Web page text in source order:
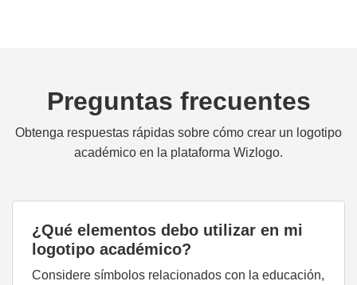
Preguntas frecuentes
Obtenga respuestas rápidas sobre cómo crear un logotipo
académico en la plataforma Wizlogo.
¿Qué elementos debo utilizar en mi
logotipo académico?
Considere símbolos relacionados con la educación,